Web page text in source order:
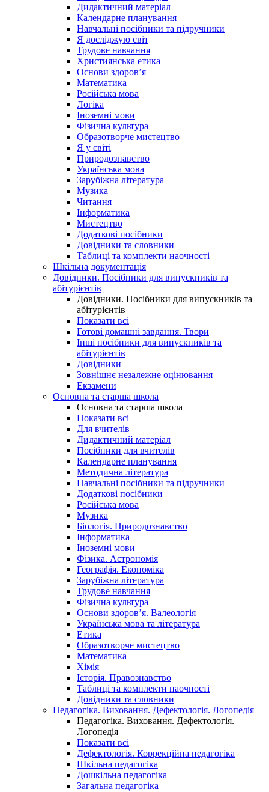
Дидактичний матеріал
Календарне планування
Навчальні посібники та підручники
Я досліджую світ
Трудове навчання
Християнська етика
Основи здоров’я
Математика
Російська мова
Логіка
Іноземні мови
Фізична культура
Образотворче мистецтво
Я у світі
Природознавство
Українська мова
Зарубіжна література
Музика
Читання
Інформатика
Мистецтво
Додаткові посібники
Довідники та словники
Таблиці та комплекти наочності
Шкільна документація
Довідники. Посібники для випускників та
абітурієнтів
Довідники. Посібники для випускників та
абітурієнтів
Показати всі
Готові домашні завдання. Твори
Інші посібники для випускників та
абітурієнтів
Довідники
Зовнішнє незалежне оцінювання
Екзамени
Основна та старша школа
Основна та старша школа
Показати всі
Для вчителів
Дидактичний матеріал
Посібники для вчителів
Календарне планування
Методична література
Навчальні посібники та підручники
Додаткові посібники
Російська мова
Музика
Біологія. Природознавство
Інформатика
Іноземні мови
Фізика. Астрономія
Географія. Економіка
Зарубіжна література
Трудове навчання
Фізична культура
Основи здоров’я. Валеологія
Українська мова та література
Етика
Образотворче мистецтво
Математика
Хімія
Історія. Правознавство
Таблиці та комплекти наочності
Довідники та словники
Педагогіка. Виховання. Дефектологія. Логопедія
Педагогіка. Виховання. Дефектологія.
Логопедія
Показати всі
Дефектологія. Коррекційна педагогіка
Шкільна педагогіка
Дошкільна педагогіка
Загальна педагогіка